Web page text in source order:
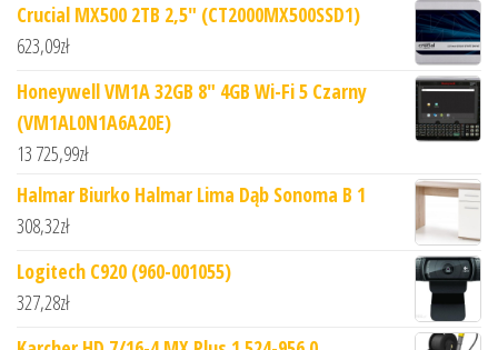
Crucial MX500 2TB 2,5" (CT2000MX500SSD1)
623,09zł
Honeywell VM1A 32GB 8" 4GB Wi-Fi 5 Czarny
(VM1AL0N1A6A20E)
13 725,99zł
Halmar Biurko Halmar Lima Dąb Sonoma B 1
308,32zł
Logitech C920 (960-001055)
327,28zł